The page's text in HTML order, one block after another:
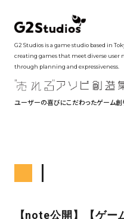
G2 Studios is a game studio based in
creating games that meet diverse user
through planning and expressiveness.
ユーザーの喜びにこだわったゲーム創
【note公開】【ゲー